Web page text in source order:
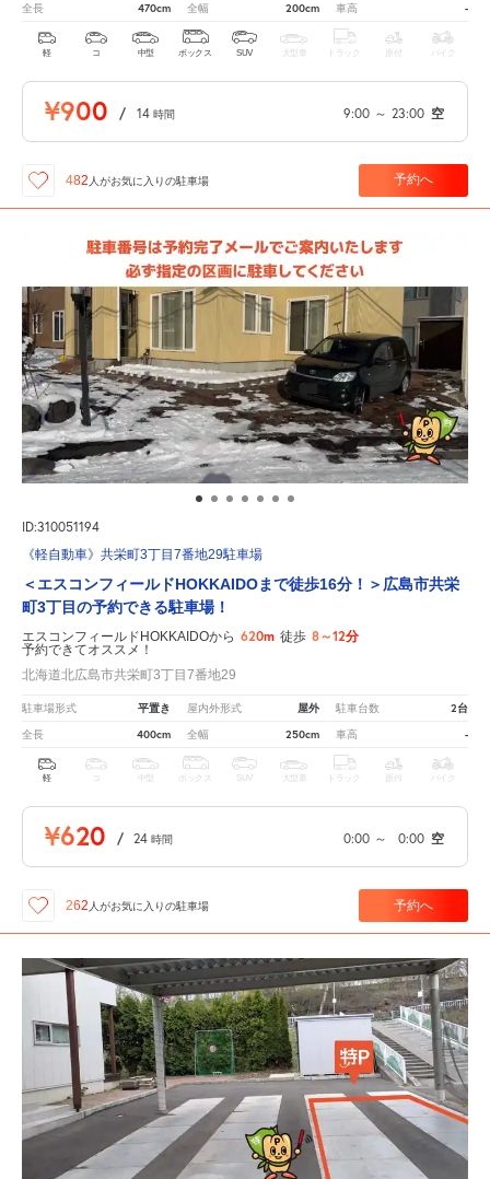
全長 470cm 全幅 200cm 車高 -
軽 コ 中型 ボックス SUV 大型車 トラック 原付 バイク
¥900 / 14 時間 9:00 ～ 23:00 空
482 人がお気に入りの駐車場 予約へ
ID:310051194
《軽自動車》共栄町3丁目7番地29駐車場
＜エスコンフィールドHOKKAIDOまで徒歩16分！＞広島市共栄
町3丁目の予約できる駐車場！
エスコンフィールドHOKKAIDOから 620m 徒歩 8～12分
予約できてオススメ！
北海道北広島市共栄町3丁目7番地29
駐車場形式 平置き 屋内外形式 屋外 駐車台数 2台
全長 400cm 全幅 250cm 車高 -
軽 中型 ボックス SUV 大型車 トラック 原付 バイク
¥620 / 24 時間 0:00 ～ 0:00 空
262 人がお気に入りの駐車場 予約へ